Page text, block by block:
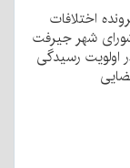
اختلافات
شهر جیرفت
اولویت رسیدگی